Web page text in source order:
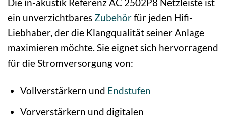
Die in-akustik Referenz AC 2502P8 Netzleiste ist
ein unverzichtbares Zubehörfür jeden Hifi-
Liebhaber, der die Klangqualität seiner Anlage
maximieren möchte. Sie eignet sich hervorragend
für die Stromversorgung von:
Vollverstärkern und Endstufen
Vorverstärkern und digitalen